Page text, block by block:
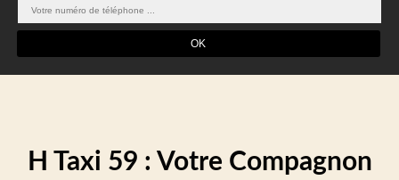
H Taxi 59 : Votre Compagnon